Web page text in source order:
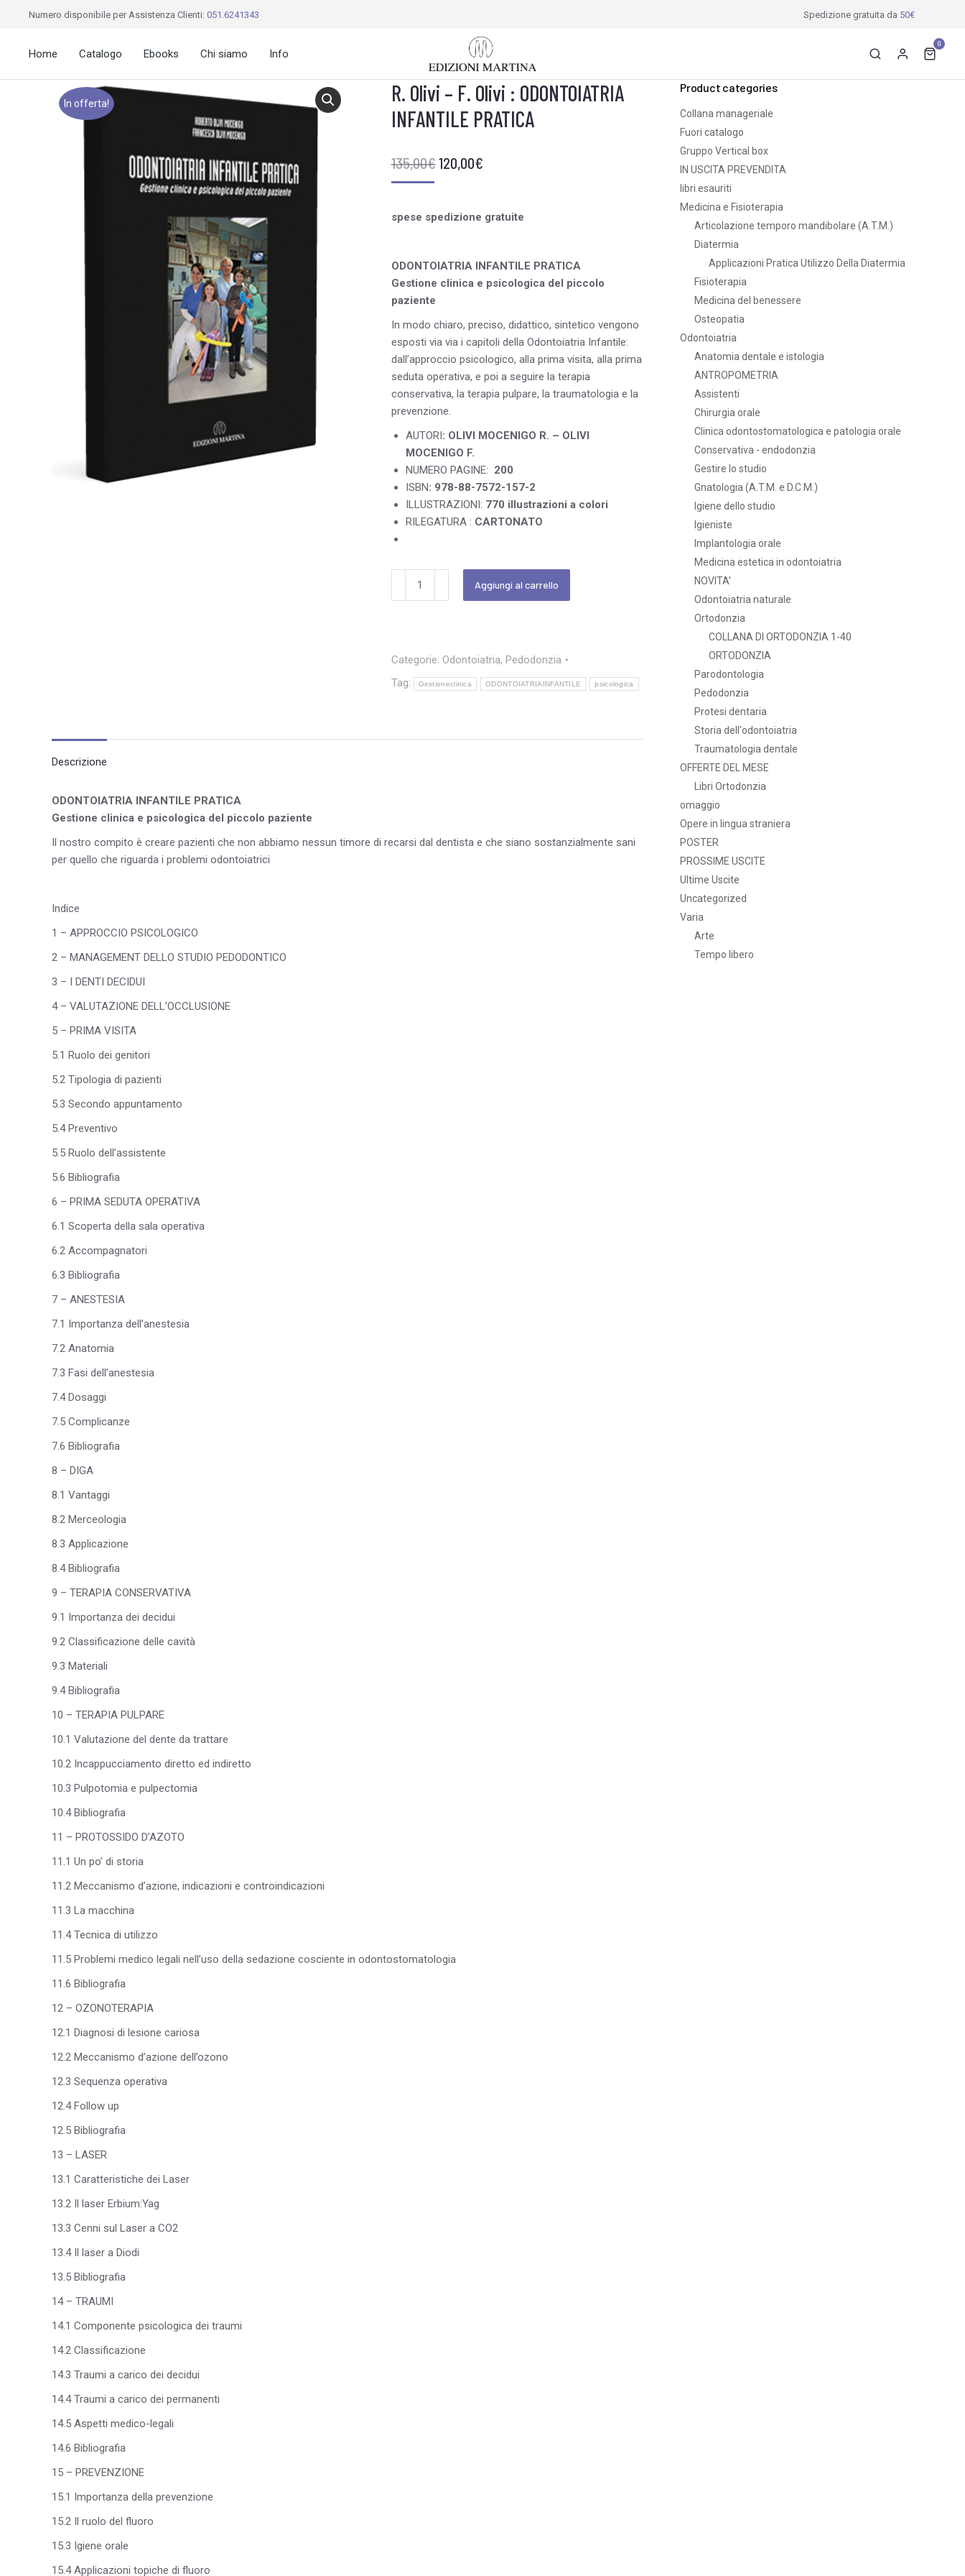
Numero disponibile per Assistenza Clienti: 051.6241343 Spedizione gratuita da 50€
Home Catalogo Ebooks Chi siamo Info
0
In offerta!
R. Olivi – F. Olivi : ODONTOIATRIA
INFANTILE PRATICA
135,00€120,00€
spese spedizione gratuite
ODONTOIATRIA INFANTILE PRATICA
Gestione clinica e psicologica del piccolo
paziente
In modo chiaro, preciso, didattico, sintetico vengono
esposti via via i capitoli della Odontoiatria Infantile:
dall’approccio psicologico, alla prima visita, alla prima
seduta operativa, e poi a seguire la terapia
conservativa, la terapia pulpare, la traumatologia e la
prevenzione.
AUTORI: OLIVI MOCENIGO R. – OLIVI
MOCENIGO F.
NUMERO PAGINE: 200
ISBN: 978-88-7572-157-2
ILLUSTRAZIONI: 770 illustrazioni a colori
RILEGATURA : CARTONATO
Aggiungi al carrello
Categorie: Odontoiatria, Pedodonzia
Tag:
Gestioneclinica ODONTOIATRIAINFANTILE psicologica
Descrizione
ODONTOIATRIA INFANTILE PRATICA
Gestione clinica e psicologica del piccolo paziente
Il nostro compito è creare pazienti che non abbiamo nessun timore di recarsi dal dentista e che siano sostanzialmente sani
per quello che riguarda i problemi odontoiatrici
Indice
1 – APPROCCIO PSICOLOGICO
2 – MANAGEMENT DELLO STUDIO PEDODONTICO
3 – I DENTI DECIDUI
4 – VALUTAZIONE DELL’OCCLUSIONE
5 – PRIMA VISITA
5.1 Ruolo dei genitori
5.2 Tipologia di pazienti
5.3 Secondo appuntamento
5.4 Preventivo
5.5 Ruolo dell’assistente
5.6 Bibliografia
6 – PRIMA SEDUTA OPERATIVA
6.1 Scoperta della sala operativa
6.2 Accompagnatori
6.3 Bibliografia
7 – ANESTESIA
7.1 Importanza dell’anestesia
7.2 Anatomia
7.3 Fasi dell’anestesia
7.4 Dosaggi
7.5 Complicanze
7.6 Bibliografia
8 – DIGA
8.1 Vantaggi
8.2 Merceologia
8.3 Applicazione
8.4 Bibliografia
9 – TERAPIA CONSERVATIVA
9.1 Importanza dei decidui
9.2 Classificazione delle cavità
9.3 Materiali
9.4 Bibliografia
10 – TERAPIA PULPARE
10.1 Valutazione del dente da trattare
10.2 Incappucciamento diretto ed indiretto
10.3 Pulpotomia e pulpectomia
10.4 Bibliografia
11 – PROTOSSIDO D’AZOTO
11.1 Un po’ di storia
11.2 Meccanismo d’azione, indicazioni e controindicazioni
11.3 La macchina
11.4 Tecnica di utilizzo
11.5 Problemi medico legali nell’uso della sedazione cosciente in odontostomatologia
11.6 Bibliografia
12 – OZONOTERAPIA
12.1 Diagnosi di lesione cariosa
12.2 Meccanismo d’azione dell’ozono
12.3 Sequenza operativa
12.4 Follow up
12.5 Bibliografia
13 – LASER
13.1 Caratteristiche dei Laser
13.2 Il laser Erbium:Yag
13.3 Cenni sul Laser a CO2
13.4 Il laser a Diodi
13.5 Bibliografia
14 – TRAUMI
14.1 Componente psicologica dei traumi
14.2 Classificazione
14.3 Traumi a carico dei decidui
14.4 Traumi a carico dei permanenti
14.5 Aspetti medico-legali
14.6 Bibliografia
15 – PREVENZIONE
15.1 Importanza della prevenzione
15.2 Il ruolo del fluoro
15.3 Igiene orale
15.4 Applicazioni topiche di fluoro
Product categories
Collana manageriale
Fuori catalogo
Gruppo Vertical box
IN USCITA PREVENDITA
libri esauriti
Medicina e Fisioterapia
Articolazione temporo mandibolare (A.T.M.)
Diatermia
Applicazioni Pratica Utilizzo Della Diatermia
Fisioterapia
Medicina del benessere
Osteopatia
Odontoiatria
Anatomia dentale e istologia
ANTROPOMETRIA
Assistenti
Chirurgia orale
Clinica odontostomatologica e patologia orale
Conservativa - endodonzia
Gestire lo studio
Gnatologia (A.T.M. e D.C.M.)
Igiene dello studio
Igieniste
Implantologia orale
Medicina estetica in odontoiatria
NOVITA'
Odontoiatria naturale
Ortodonzia
COLLANA DI ORTODONZIA 1-40
ORTODONZIA
Parodontologia
Pedodonzia
Protesi dentaria
Storia dell'odontoiatria
Traumatologia dentale
OFFERTE DEL MESE
Libri Ortodonzia
omaggio
Opere in lingua straniera
POSTER
PROSSIME USCITE
Ultime Uscite
Uncategorized
Varia
Arte
Tempo libero